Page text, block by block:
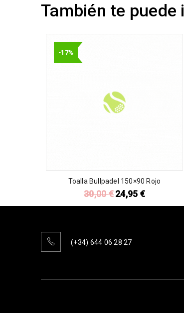
También te puede
-17%
Toalla Bullpadel 150×90 Rojo
30,00€24,95 €
(+34) 644 06 28 27